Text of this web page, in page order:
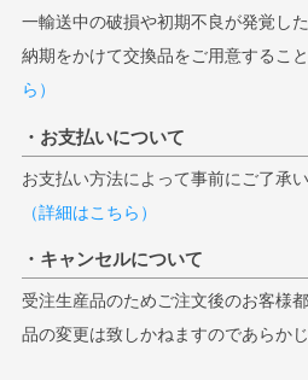
一輸送中の破損や初期不良が発覚し
納期をかけて交換品をご用意すること
ら）
・お支払いについて
お支払い方法によって事前にご了承
（詳細はこちら）
・キャンセルについて
受注生産品のためご注文後のお客様
品の変更は致しかねますのであらか